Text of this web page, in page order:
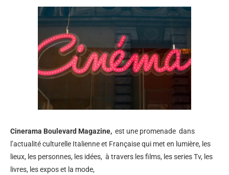
Cinerama Boulevard Magazine, est une promenade dans
l’actualité culturelle Italienne et Française qui met en lumière, les
lieux, les personnes, les idées, à travers les films, les series Tv, les
livres, les expos et la mode,